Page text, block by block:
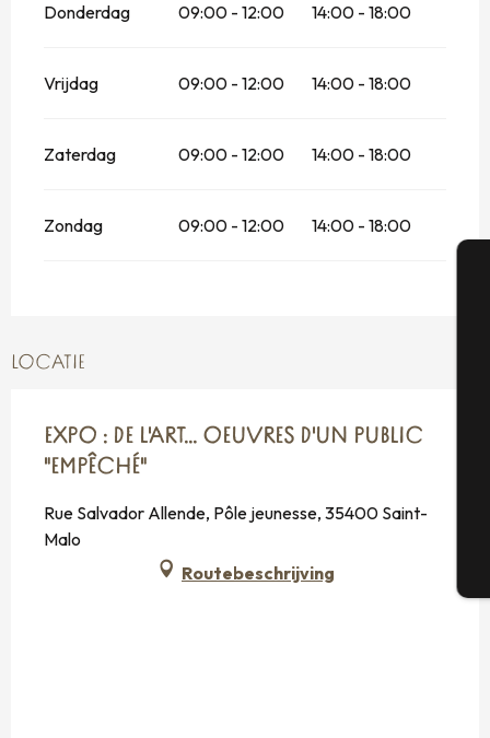
Donderdag 09:00 - 12:00 14:00 - 18:00
Vrijdag 09:00 - 12:00 14:00 - 18:00
Zaterdag 09:00 - 12:00 14:00 - 18:00
Zondag 09:00 - 12:00 14:00 - 18:00
LOCATIE
EXPO : DE L'ART... OEUVRES D'UN PUBLIC
"EMPÊCHÉ"
Rue Salvador Allende, Pôle jeunesse, 35400 Saint-
Malo
Routebeschrijving